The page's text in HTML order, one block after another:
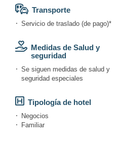
Transporte
Servicio de traslado (de pago)*
Medidas de Salud y
seguridad
Se siguen medidas de salud y
seguridad especiales
Tipología de hotel
Negocios
Familiar